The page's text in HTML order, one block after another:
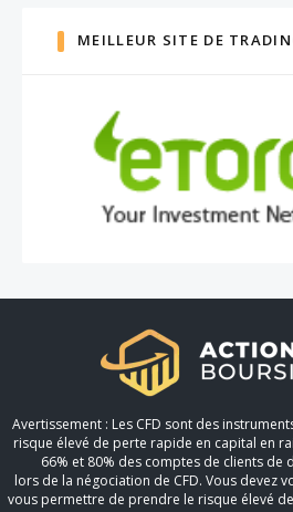
MEILLEUR SITE DE
Avertissement : Les CFD sont des
risque élevé de perte rapide en capital en
66% et 80% des comptes de clients
lors de la négociation de CFD. Vous devez
vous permettre de prendre le risque élevé